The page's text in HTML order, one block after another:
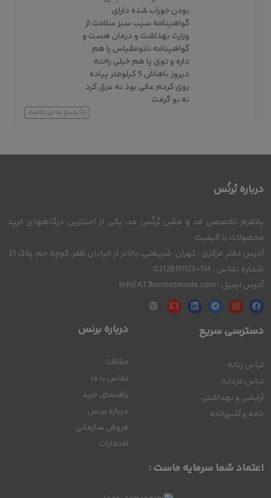
بودن جوراب شده دارای
گواهینامه سیب سبز سلامت از
وزارت بهداشت و درمان هست و
گواهینامه نانومقیاس را هم
داره و توی پا هم خیلی راحته
دیروز باهاش 5 کیلومتر پیاده
روی کردم عالی بود نه عرق کرد
نه بو گرفت
پاسخ به این کامنت
درباره بُرنُس
پلتفرم تخصصی مد و فشن بُرنُس مد، یکی از امنترین درگاههای خرید
محصولات با کیفیت
آدرس دفتر مرکزی : تهران، شریعتی، بالاتر از خیابان ظفر، کوچه جم، پلاک 21
شماره تماس : 114-02128111123
آدرس ایمیل : info[AT]bornosmode.com
دسترسی سریع
لباس زنانه
لباس مردانه
آرایشی و بهداشتی
خانه و آشپزخانه
درباره برنس
مقالات
تماس با ما
راهنمای خرید
درباره برنس
فروش سازمانی
افتخارات
اعتماد شما سرمایه ماست :